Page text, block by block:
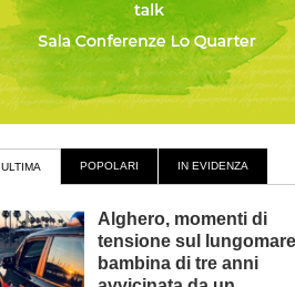
ULTIMA POPOLARI IN EVIDENZA
Alghero, momenti di
tensione sul
bambina di tre anni